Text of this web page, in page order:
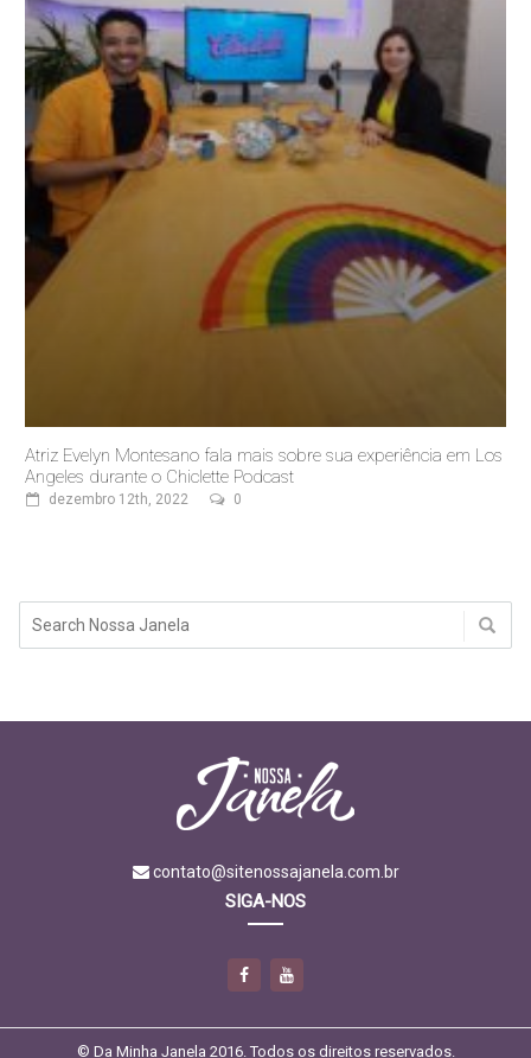
Atriz Evelyn Montesano fala mais sobre sua experiência em Los
Angeles durante o Chiclette Podcast
dezembro 12th, 2022 0
contato@sitenossajanela.com.br
SIGA-NOS
© Da Minha Janela 2016. Todos os direitos reservados.